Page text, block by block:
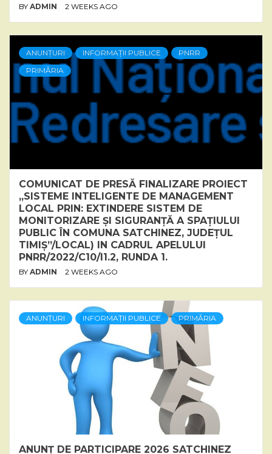
BY ADMIN 2 WEEKS AGO
ANUNȚURI INFORMAȚII PUBLICE
PNRR
PRIMĂRIA
COMUNICAT DE PRESĂ FINALIZARE PROIECT
„SISTEME INTELIGENTE DE MANAGEMENT
LOCAL PRIN: EXTINDERE SISTEM DE
MONITORIZARE ȘI SIGURANȚĂ A SPAȚIULUI
PUBLIC ÎN COMUNA SATCHINEZ, JUDEȚUL
TIMIȘ”/LOCAL) IN CADRUL APELULUI
PNRR/2022/C10/I1.2, RUNDA 1.
BY ADMIN 2 WEEKS AGO
ANUNȚURI INFORMAȚII PUBLICE PRIMĂRIA
ANUNȚ DE PARTICIPARE 2026 SATCHINEZ